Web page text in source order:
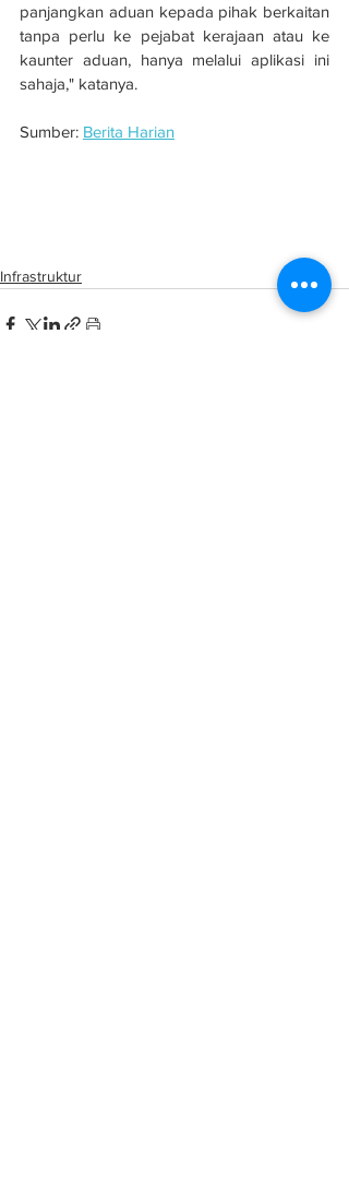
panjangkan aduan kepada pihak berkaitan
tanpa perlu ke pejabat kerajaan atau ke
kaunter aduan, hanya melalui aplikasi ini
sahaja," katanya.
Sumber: Berita Harian
Infrastruktur